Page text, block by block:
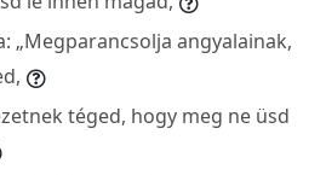
„Megparancsolja angyalainak,
téged, hogy meg ne üsd